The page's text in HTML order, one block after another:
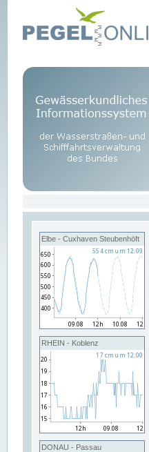
Elbe - Cuxhaven Steubenhöft
RHEIN - Koblenz
DONAU - Passau